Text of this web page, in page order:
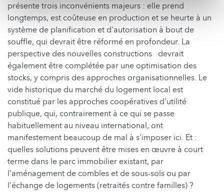
présente trois inconvénients majeurs : elle prend
longtemps, est coûteuse en production et se heurte à un
système de planification et d'autorisation à bout de
souffle, qui devrait être réformé en profondeur. La
perspective des nouvelles constructions devrait
également être complétée par une optimisation des
stocks, y compris des approches organisationnelles. Le
vide historique du marché du logement local est
constitué par les approches coopératives d'utilité
publique, qui, contrairement à ce qui se passe
habituellement au niveau international, ont
manifestement beaucoup de mal à s'imposer ici. Et :
quelles solutions peuvent être mises en œuvre à court
terme dans le parc immobilier existant, par
l'aménagement de combles et de sous-sols ou par
l'échange de logements (retraités contre familles) ?